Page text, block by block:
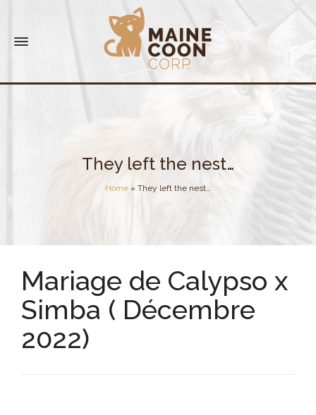
They left the nest…
Home » They left the nest…
Mariage de Calypso x
Simba ( Décembre
2022)